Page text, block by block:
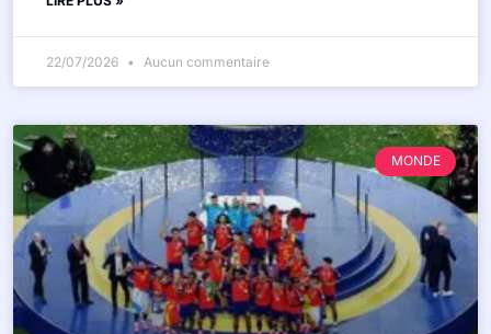
22/07/2026 Aucun commentaire
MONDE